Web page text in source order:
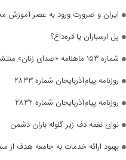
ایران و ضرورت ورود به عصر آموزش
پل ارسباران یا قره‌داغ؟
شماره ۱۵۳ ماهنامه «صدای زنان» منتشر شد
روزنامه پیام‌آذربایجان شماره 2833
روزنامه پیام‌آذربایجان شماره 2832
نوای نغمه دف زیر گلوله باران دشمن
بهبود ارائه خدمات به جامعه هدف از